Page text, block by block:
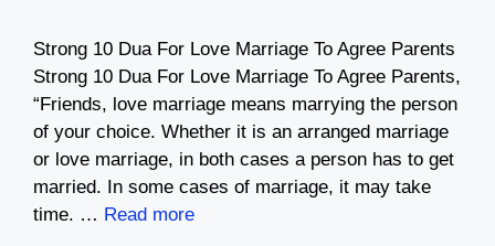
Strong 10 Dua For Love Marriage To Agree Parents
Strong 10 Dua For Love Marriage To Agree Parents,
“Friends, love marriage means marrying the person
of your choice. Whether it is an arranged marriage
or love marriage, in both cases a person has to get
married. In some cases of marriage, it may take
time. … Read more